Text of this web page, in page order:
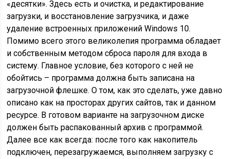
«десятки». Здесь есть и очистка, и редактирование
загрузки, и восстановление загрузчика, и даже
удаление встроенных приложений Windows 10.
Помимо всего этого великолепия программа обладает
и собственным методом сброса пароля для входа в
систему. Главное условие, без которого с ней не
обойтись – программа должна быть записана на
загрузочной флешке. О том, как это сделать, уже давно
описано как на просторах других сайтов, так и данном
ресурсе. В готовом варианте на загрузочном диске
должен быть распакованный архив с программой.
Далее все как всегда: после того как накопитель
подключен, перезагружаемся, выполняем загрузку с